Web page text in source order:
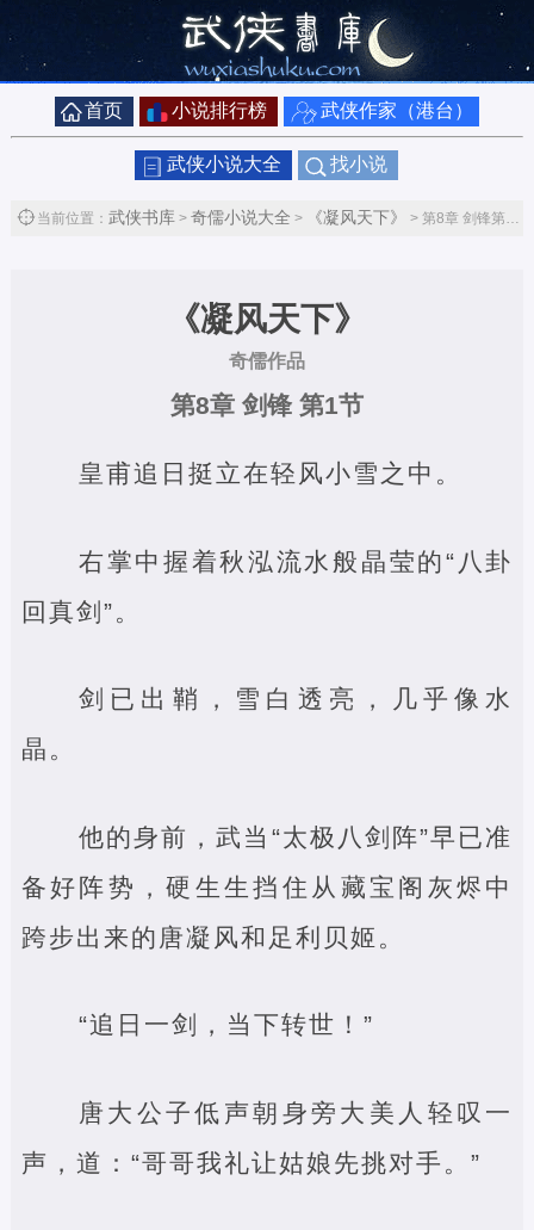
首页 小说排行榜 武侠作家（港台）
武侠小说大全 找小说
当前位置： 武侠书库> 奇儒小说大全 > 《凝风天下》 > 第8章 剑锋第1节
《凝风天下》
奇儒作品
第8章 剑锋 第1节
皇甫追日挺立在轻风小雪之中。
右掌中握着秋泓流水般晶莹的“八卦
回真剑”。
剑已出鞘，雪白透亮，几乎像水
晶。
他的身前，武当“太极八剑阵”早已准
备好阵势，硬生生挡住从藏宝阁灰烬中
跨步出来的唐凝风和足利贝姬。
“追日一剑，当下转世！”
唐大公子低声朝身旁大美人轻叹一
声，道：“哥哥我礼让姑娘先挑对手。”